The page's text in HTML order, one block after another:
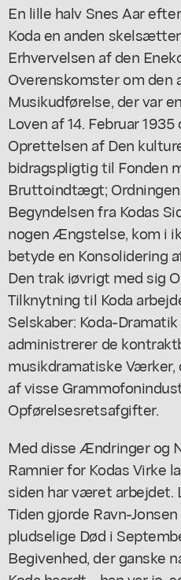
En lille halv Snes Aar
Koda en anden
Erhvervelsen af den
Overenskomster om
Musikudførelse, der var
Loven af 14. Februar
Oprettelsen af Den
bidragspligtig til Fonden
Bruttoindtægt;
Begyndelsen fra Kodas
nogen Ængstelse, kom i
betyde en Konsolidering
Den trak iøvrigt med sig
Tilknytning til Koda
Selskaber: Koda-
administrerer de
musikdramatiske
af visse
Opførelsesretsafgifter.
Med disse Ændringer og
Ramnier for Kodas Virke
siden har været arbejdet.
Tiden gjorde Ravn-
pludselige Død i
Begivenhed, der ganske